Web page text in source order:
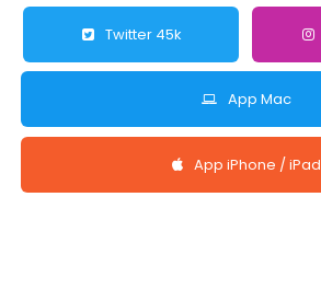
Twitter 45k
App Mac
App iPhone / iPad